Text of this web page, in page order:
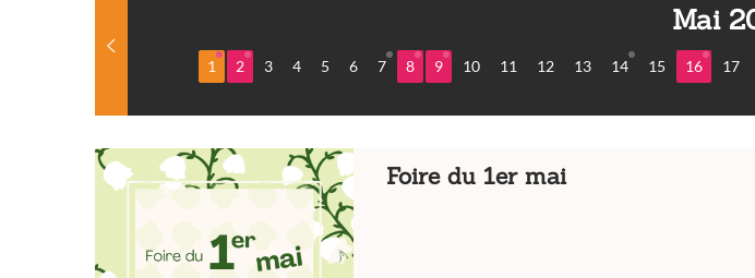
Mai
1 2 3 4 5 6 7 8 9 10 11 12 13 14 15 16 17
Foire du 1er mai